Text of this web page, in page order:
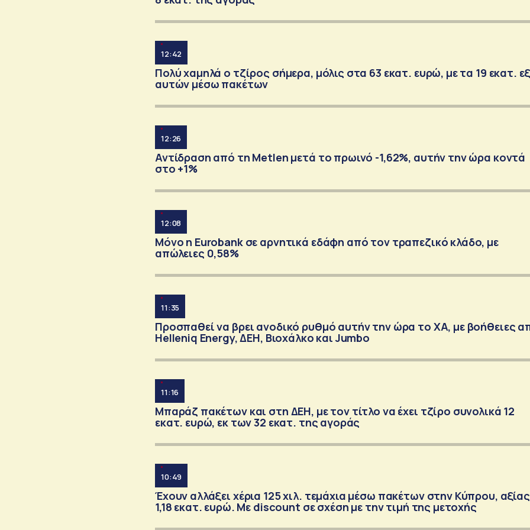
12:42
Πολύ χαμηλά ο τζίρος σήμερα, μόλις στα 63 εκατ. ευρώ, με τα 19 εκατ.
αυτών μέσω πακέτων
12:26
Αντίδραση από τη Metlen μετά το πρωινό -1,62%, αυτήν την ώρα κοντά
στο +1%
12:08
Μόνο η Eurobank σε αρνητικά εδάφη από τον τραπεζικό κλάδο, με
απώλειες 0,58%
11:35
Προσπαθεί να βρει ανοδικό ρυθμό αυτήν την ώρα το ΧΑ, με βοήθειες
Helleniq Energy, ΔΕΗ, Βιοχάλκο και Jumbo
11:16
Μπαράζ πακέτων και στη ΔΕΗ, με τον τίτλο να έχει τζίρο συνολικά 12
εκατ. ευρώ, εκ των 32 εκατ. της αγοράς
10:49
Έχουν αλλάξει χέρια 125 χιλ. τεμάχια μέσω πακέτων στην Κύπρου, αξίας
1,18 εκατ. ευρώ. Με discount σε σχέση με την τιμή της μετοχής